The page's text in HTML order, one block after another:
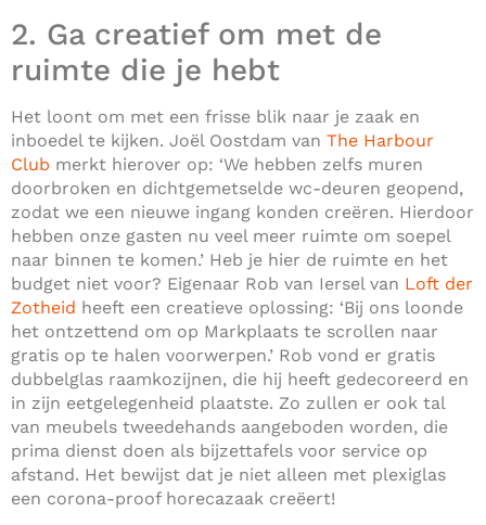
2. Ga creatief om met de
ruimte die je hebt
Het loont om met een frisse blik naar je zaak en
inboedel te kijken. Joël Oostdam van The Harbour
Club merkt hierover op: ‘We hebben zelfs muren
doorbroken en dichtgemetselde wc-deuren geopend,
zodat we een nieuwe ingang konden creëren. Hierdoor
hebben onze gasten nu veel meer ruimte om soepel
naar binnen te komen.’ Heb je hier de ruimte en het
budget niet voor? Eigenaar Rob van Iersel van Loft der
Zotheid heeft een creatieve oplossing: ‘Bij ons loonde
het ontzettend om op Markplaats te scrollen naar
gratis op te halen voorwerpen.’ Rob vond er gratis
dubbelglas raamkozijnen, die hij heeft gedecoreerd en
in zijn eetgelegenheid plaatste. Zo zullen er ook tal
van meubels tweedehands aangeboden worden, die
prima dienst doen als bijzettafels voor service op
afstand. Het bewijst dat je niet alleen met plexiglas
een corona-proof horecazaak creëert!